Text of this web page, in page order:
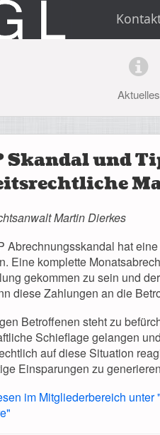
Aktuelles
Skandal und
Martin Dierkes
Abrechnungsskandal hat
Eine komplette
gekommen zu sein und
diese Zahlungen an die
Betroffenen steht zu
Schieflage gelangen
auf diese Situation
Einsparungen zu
im Mitgliederbereich